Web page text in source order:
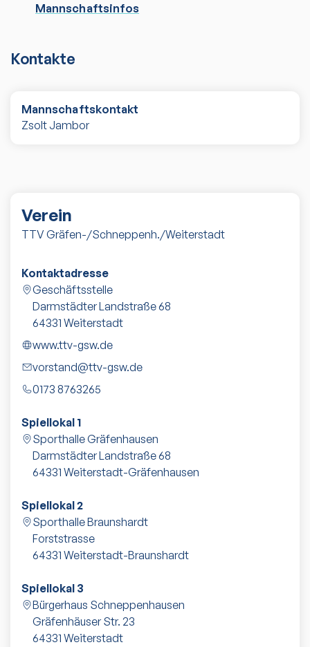
Mannschaftsinfos
Kontakte
Mannschaftskontakt
Zsolt Jambor
Verein
TTV Gräfen-/Schneppenh./Weiterstadt
Kontaktadresse
Geschäftsstelle
Darmstädter Landstraße 68
64331 Weiterstadt
www.ttv-gsw.de
vorstand@ttv-gsw.de
0173 8763265
Spiellokal 1
Sporthalle Gräfenhausen
Darmstädter Landstraße 68
64331 Weiterstadt-Gräfenhausen
Spiellokal 2
Sporthalle Braunshardt
Forststrasse
64331 Weiterstadt-Braunshardt
Spiellokal 3
Bürgerhaus Schneppenhausen
Gräfenhäuser Str. 23
64331 Weiterstadt